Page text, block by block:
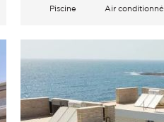
Piscine Air conditionné